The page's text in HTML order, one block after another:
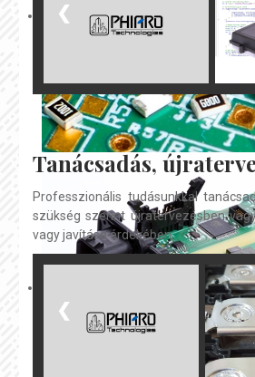
❮
Tanácsadás,
Professzionális tudásunkkal
szükség szerint újratervezésben
vagy javítása érdekében.
❮